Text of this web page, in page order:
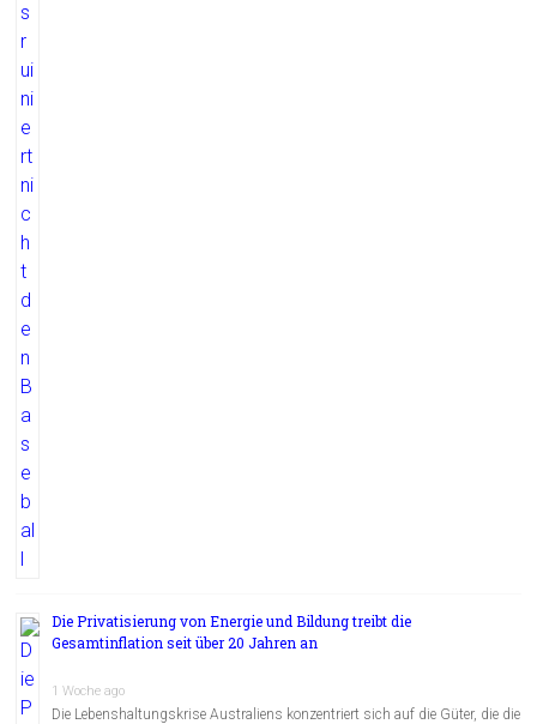
Die Privatisierung von Energie und Bildung treibt die
Gesamtinflation seit über 20 Jahren an
1 Woche ago
Die Lebenshaltungskrise Australiens konzentriert sich auf die Güter, die die